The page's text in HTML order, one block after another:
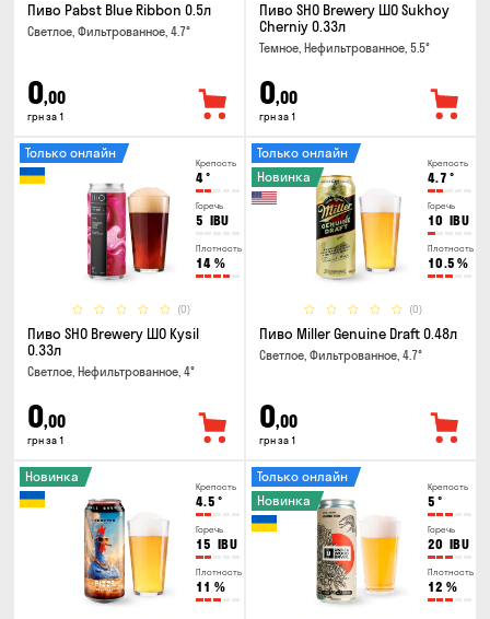
Пиво Pabst Blue Ribbon 0.5л
Светлое, Фильтрованное, 4.7°
0,00
грн за 1
Пиво SHO Brewery ШО Sukhoy
Cherniy 0.33л
Темное, Нефильтрованное, 5.5°
0,00
грн за 1
Крепость
4°
Горечь
5 IBU
Плотность
14 %
(0)
Только онлайн
Пиво SHO Brewery ШО Kysil
0.33л
Светлое, Нефильтрованное, 4°
0,00
грн за 1
Крепость
4.7 °
Горечь
10 IBU
Плотность
10.5 %
(0)
Только онлайн
Новинка
Пиво Miller Genuine Draft 0.48л
Светлое, Фильтрованное, 4.7°
0,00
грн за 1
Крепость
4.5 °
Горечь
15 IBU
Плотность
11 %
Новинка
Крепость
5 °
Горечь
20 IBU
Плотность
12 %
Только онлайн
Новинка